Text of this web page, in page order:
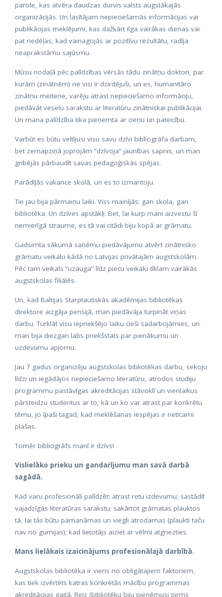
parole, kas atvēra daudzas durvis valsts augstākajās
organizācijās. Un lasītājam nepieciešamās informācijas vai
publikācijas meklējumi, kas dažkārt ilga vairākas dienas vai
pat nedēļas, kad vainagojās ar pozitīvu rezultātu, radīja
neaprakstāmu sajūsmu.
Mūsu nodaļā pēc palīdzības vērsās tādu zinātņu doktori, par
kurām (zinātnēm) ne visi ir dzirdējuši, un es, humanitāro
zinātņu meitene, varēju atrast nepieciešamo informāciju,
piedāvāt veselu sarakstu ar literatūru zinātniskai publikācijai.
Un mana palīdzība tika pieņemta ar cieņu un pateicību.
Varbūt es būtu veltījusi visu savu dzīvi bibliogrāfa darbam,
bet zemapziņā joprojām “dzīvoja” jaunības sapnis, un man
gribējās pārbaudīt savas pedagoģiskās spējas.
Parādījās vakance skolā, un es to izmantoju.
Tie jau bija pārmaiņu laiki. Viss mainījās: gan skola, gan
bibliotēka. Un dzīves apstākļi. Bet, lai kurp mani aizvestu šī
nemierīgā straume, es tā vai citādi biju kopā ar grāmatu.
Gadsimta sākumā saņēmu piedāvājumu atvērt zinātnisko
grāmatu veikalu kādā no Latvijas privātajām augstskolām.
Pēc tam veikals “uzauga” līdz piecu veikalu tīklam vairākās
augstskolas filiālēs.
Un, kad Baltijas Starptautiskās akadēmijas bibliotēkas
direktore aizgāja pensijā, man piedāvāja turpināt viņas
darbu. Turklāt visu iepriekšējo laiku cieši sadarbojāmies, un
man bija diezgan labs priekšstats par pienākumu un
uzdevumu apjomu.
Jau 7 gadus organizēju augstskolas bibliotēkas darbu, sekoju
līdzi un iegādājos nepieciešamo literatūru, atrodos studiju
programmu pastāvīgas akreditācijas stāvoklī un vienlaikus
pārsteidzu studentus ar to, kā un ko var atrast par konkrētu
tēmu, jo īpaši tagad, kad meklēšanas iespējas ir neticami
plašas.
Tomēr bibliogrāfs manī ir dzīvs!
Vislielāko prieku un gandarījumu man savā darbā
sagādā.
Kad varu profesionāli palīdzēt: atrast retu izdevumu; sastādīt
vajadzīgās literatūras sarakstu; sakārtot grāmatas plauktos
tā, lai tās būtu pamanāmas un viegli atrodamas (plaukti taču
nav no gumijas); kad lietotājs aiziet ar vēlmi atgriezties.
Mans lielākais izaicinājums profesionālajā darbībā.
Augstskolas bibliotēka ir viens no obligātajiem faktoriem,
kas tiek izvērtēts katras konkrētās mācību programmas
akreditācijas gaitā. Reiz (bibliotēku biju pieņēmusi pirms